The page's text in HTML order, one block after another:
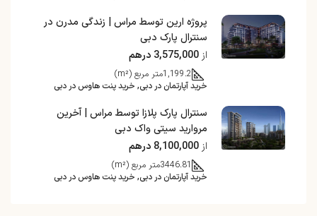
پروژه ارین توسط مراس | زندگی مدرن در
سنترال پارک دبی
از 3,575,000 درهم
1,199.2متر مربع (m²)
خرید آپارتمان در دبی, خرید پنت هاوس در دبی
سنترال پارک پلازا توسط مراس | آخرین
مروارید سیتی واک دبی
از 8,100,000 درهم
3446.81متر مربع (m²)
خرید آپارتمان در دبی, خرید پنت هاوس در دبی